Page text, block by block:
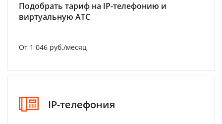
Подобрать тариф на IP-телефонию и
виртуальную АТС
От 1 046 руб./месяц
IP-телефония